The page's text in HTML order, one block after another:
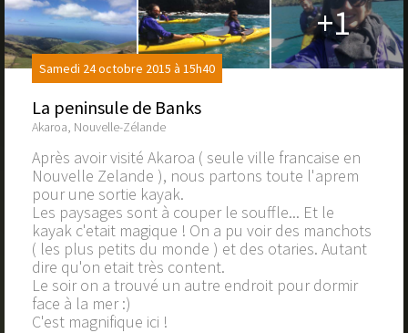
+1
Samedi 24 octobre 2015 à 15h40
La peninsule de Banks
Akaroa, Nouvelle-Zélande
Après avoir visité Akaroa ( seule ville francaise en
Nouvelle Zelande ), nous partons toute l'aprem
pour une sortie kayak.
Les paysages sont à couper le souffle... Et le
kayak c'etait magique ! On a pu voir des manchots
( les plus petits du monde ) et des otaries. Autant
dire qu'on etait très content.
Le soir on a trouvé un autre endroit pour dormir
face à la mer :)
C'est magnifique ici !